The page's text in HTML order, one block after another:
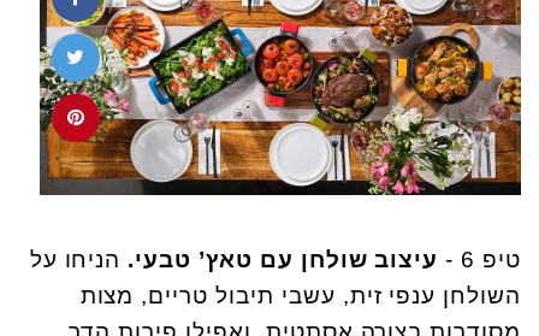
טיפ 6 - עיצוב שולחן עם טאץ’ טבעי. הניחו על
השולחן ענפי זית, עשבי תיבול טריים, מצות